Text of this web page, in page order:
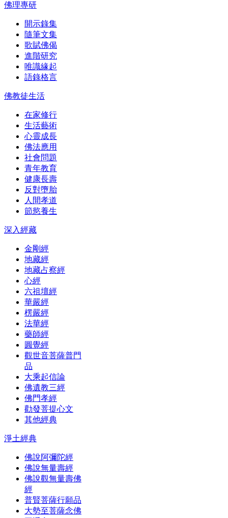
佛理專研
開示錄集
隨筆文集
歌賦佛偈
進階研究
唯識緣起
語錄格言
佛教徒生活
在家修行
生活藝術
心靈成長
佛法應用
社會問題
青年教育
健康長壽
反對墮胎
人間孝道
節慾養生
深入經藏
金剛經
地藏經
地藏占察經
心經
六祖壇經
華嚴經
楞嚴經
法華經
藥師經
圓覺經
觀世音菩薩普門
品
大乘起信論
佛遺教三經
佛門孝經
勸發菩提心文
其他經典
淨土經典
佛說阿彌陀經
佛說無量壽經
佛說觀無量壽佛
經
普賢菩薩行願品
大勢至菩薩念佛